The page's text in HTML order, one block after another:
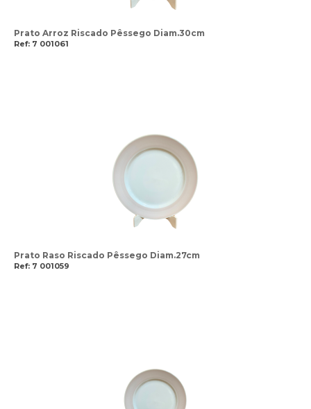
Prato Arroz Riscado Pêssego Diam.30cm
Ref: 7 001061
Prato Raso Riscado Pêssego Diam.27cm
Ref: 7 001059